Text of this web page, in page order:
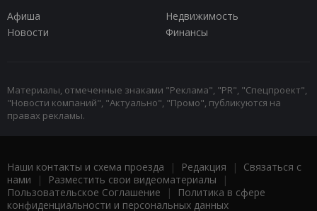
Афиша
Недвижимость
Новости
Финансы
Материалы, отмеченные знаками "Реклама", "PR", "Спецпроект",
"Новости компаний", "Актуально", "Промо", публикуются на
правах рекламы.
Наши контакты и схема проезда | Редакция | Связаться с
нами | Разместить свои видеоматериалы |
Пользовательское Соглашение |
Политика в сфере
конфиденциальности и персональных данных